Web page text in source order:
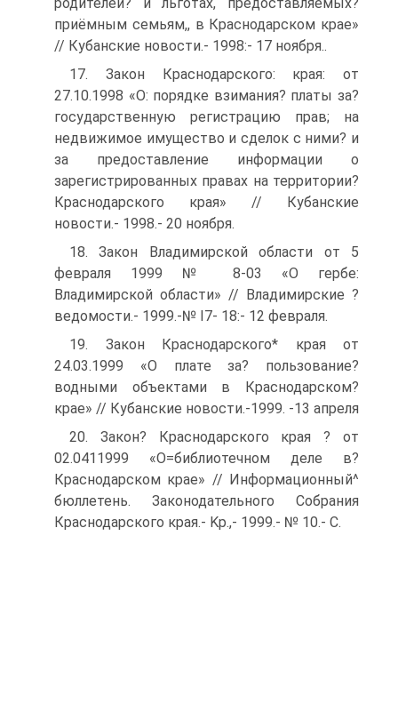
родителей? и льготах, предоставляемых?
приёмным семьям,, в Краснодарском крае»
// Кубанские новости.- 1998:- 17 ноября..
17. Закон Краснодарского: края: от
27.10.1998 «О: порядке взимания? платы за?
государственную регистрацию прав; на
недвижимое имущество и сделок с ними? и
за предоставление информации о
зарегистрированных правах на территории?
Краснодарского края» // Кубанские
новости.- 1998.- 20 ноября.
18. Закон Владимирской области от 5
февраля 1999 № 8-03 «О гербе:
Владимирской области» // Владимирские ?
ведомости.- 1999.-№ I7- 18:- 12 февраля.
19. Закон Краснодарского* края от
24.03.1999 «О плате за? пользование?
водными объектами в Краснодарском?
крае» // Кубанские новости.-1999. -13 апреля
20. Закон? Краснодарского края ? от
02.0411999 «О=библиотечном деле в?
Краснодарском крае» // Информационный^
бюллетень. Законодательного Собрания
Краснодарского края.- Kp.,- 1999.- № 10.- С.